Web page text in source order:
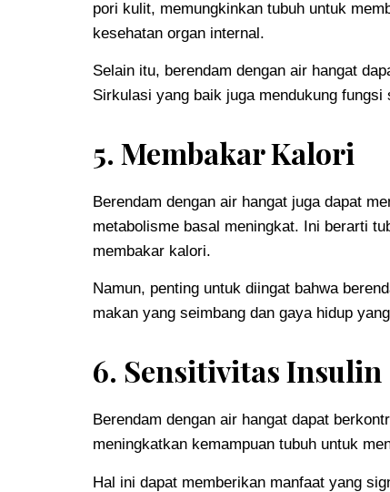
pori kulit, memungkinkan tubuh untuk
kesehatan organ internal.
Selain itu, berendam dengan air hangat
Sirkulasi yang baik juga mendukung
5. Membakar Kalori
Berendam dengan air hangat juga dapat
metabolisme basal meningkat. Ini berarti
membakar kalori.
Namun, penting untuk diingat bahwa
makan yang seimbang dan gaya hidup
6. Sensitivitas Insulin
Berendam dengan air hangat dapat
meningkatkan kemampuan tubuh untuk
Hal ini dapat memberikan manfaat yang